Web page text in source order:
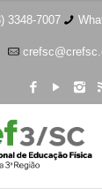
3348-7007